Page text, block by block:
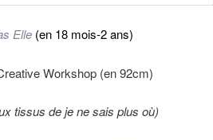
Elle (en 18 mois-2 ans)
Workshop (en 92cm)
tissus de je ne sais plus où)